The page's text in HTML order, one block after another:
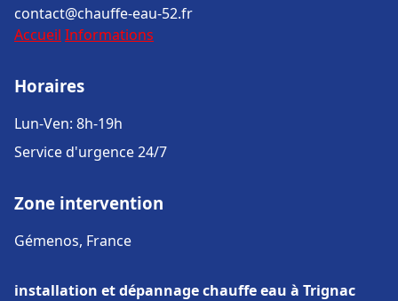
contact@chauffe-eau-52.fr
Accueil Informations
Horaires
Lun-Ven: 8h-19h
Service d'urgence 24/7
Zone intervention
Gémenos, France
installation et dépannage chauffe eau à Trignac